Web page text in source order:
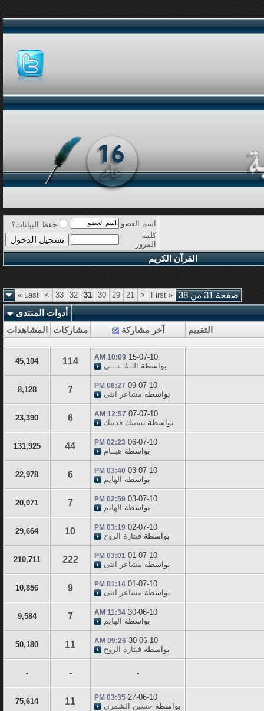
اسم العضو
حفظ البيانات؟
كلمة
المرور
القرآن الكريم
صفحة 31 من 38 «
<
21
29
30
31
32
33
>
Last
»
أدوات المنتدى
التقييم
آخر مشاركة مشاركات المشاهدات
15-07-10
10:09 AM
بواسطة الــمُــنـــى 114
45,104
09-07-10
08:27 PM
بواسطة مشاعر انثى 7
8,128
07-07-10
12:57 AM
بواسطة نسيتك فديتك 6
23,390
06-07-10
02:23 PM
بواسطة هيــام 44
131,925
03-07-10
03:40 PM
بواسطة الهايم 6
22,978
03-07-10
02:59 PM
بواسطة الهايم 7
20,071
02-07-10
03:19 PM
بواسطة قيثارة الروح 10
29,664
01-07-10
03:01 PM
بواسطة مشاعر انثى 222
210,711
01-07-10
01:14 PM
بواسطة مشاعر انثى 9
10,856
30-06-10
11:34 AM
بواسطة الهايم 7
9,584
30-06-10
09:26 AM
بواسطة قيثارة الروح 11
50,180
-
-
-
27-06-10
03:35 PM
بواسطة حسين الشمري 11
75,614